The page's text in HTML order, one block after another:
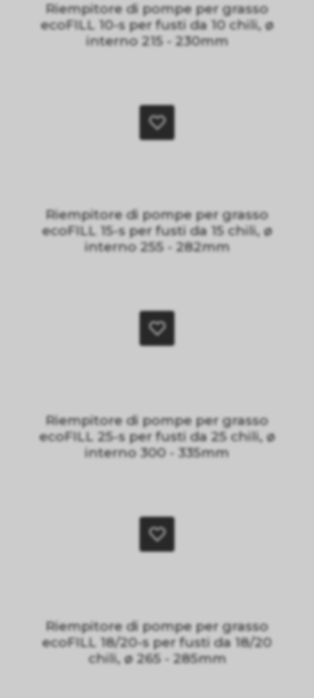
Riempitore di pompe per grasso
ecoFILL 10-s per fusti da 10 chili, ø
interno 215 - 230mm
Riempitore di pompe per grasso
ecoFILL 15-s per fusti da 15 chili, ø
interno 255 - 282mm
Riempitore di pompe per grasso
ecoFILL 25-s per fusti da 25 chili, ø
interno 300 - 335mm
Riempitore di pompe per grasso
ecoFILL 18/20-s per fusti da 18/20
chili, ø 265 - 285mm